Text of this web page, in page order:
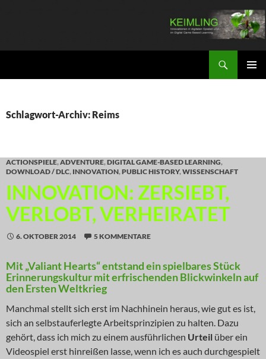
Schlagwort-Archiv: Reims
ACTIONSPIELE,ADVENTURE,DIGITAL GAME-BASED LEARNING,
DOWNLOAD / DLC, INNOVATION,PUBLIC HISTORY,WISSENSCHAFT
INNOVATION: ZERSIEBT,
VERLOBT, VERHEIRATET
6. OKTOBER 2014 5 KOMMENTARE
Mit „Valiant Hearts“ entstand ein spielbares Stück
Erinnerungskultur mit erfrischenden Blickwinkeln auf
den Ersten Weltkrieg
Manchmal stellt sich erst im Nachhinein heraus, wie gut es ist,
sich an selbstauferlegte Arbeitsprinzipien zu halten. Dazu
gehört, dass ich mich zu einem ausführlichen Urteil über ein
Videospiel erst hinreißen lasse, wenn ich es auch durchgespielt